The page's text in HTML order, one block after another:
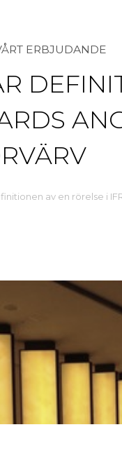
ERBJUDANDE
av en rörelse i